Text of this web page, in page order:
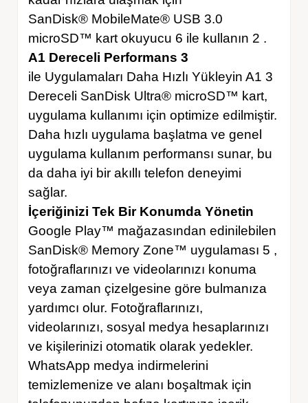
SanDisk® MobileMate® USB 3.0
microSD™ kart okuyucu 6 ile kullanın 2 .
A1 Dereceli Performans 3
ile Uygulamaları Daha Hızlı Yükleyin A1 3
Dereceli SanDisk Ultra® microSD™ kart,
uygulama kullanımı için optimize edilmiştir.
Daha hızlı uygulama başlatma ve genel
uygulama kullanım performansı sunar, bu
da daha iyi bir akıllı telefon deneyimi
sağlar.
İçeriğinizi Tek Bir Konumda Yönetin
Google Play™ mağazasından edinilebilen
SanDisk® Memory Zone™ uygulaması 5 ,
fotoğraflarınızı ve videolarınızı konuma
veya zaman çizelgesine göre bulmanıza
yardımcı olur. Fotoğraflarınızı,
videolarınızı, sosyal medya hesaplarınızı
ve kişilerinizi otomatik olarak yedekler.
WhatsApp medya indirmelerini
temizlemenize ve alanı boşaltmak için